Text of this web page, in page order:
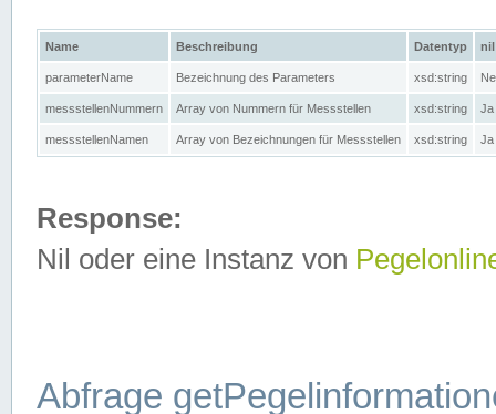
Name Beschreibung Datentyp nil
parameterName Bezeichnung des Parameters xsd:string
messstellenNummern Array von Nummern für Messstellen xsd:string Ja
messstellenNamen Array von Bezeichnungen für Messstellen xsd:string Ja
Response:
Nil oder eine Instanz von
Abfrage